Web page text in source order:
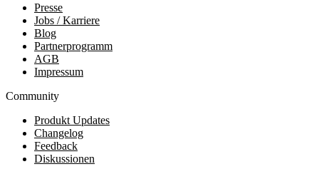
Presse
Jobs / Karriere
Blog
Partnerprogramm
AGB
Impressum
Community
Produkt Updates
Changelog
Feedback
Diskussionen